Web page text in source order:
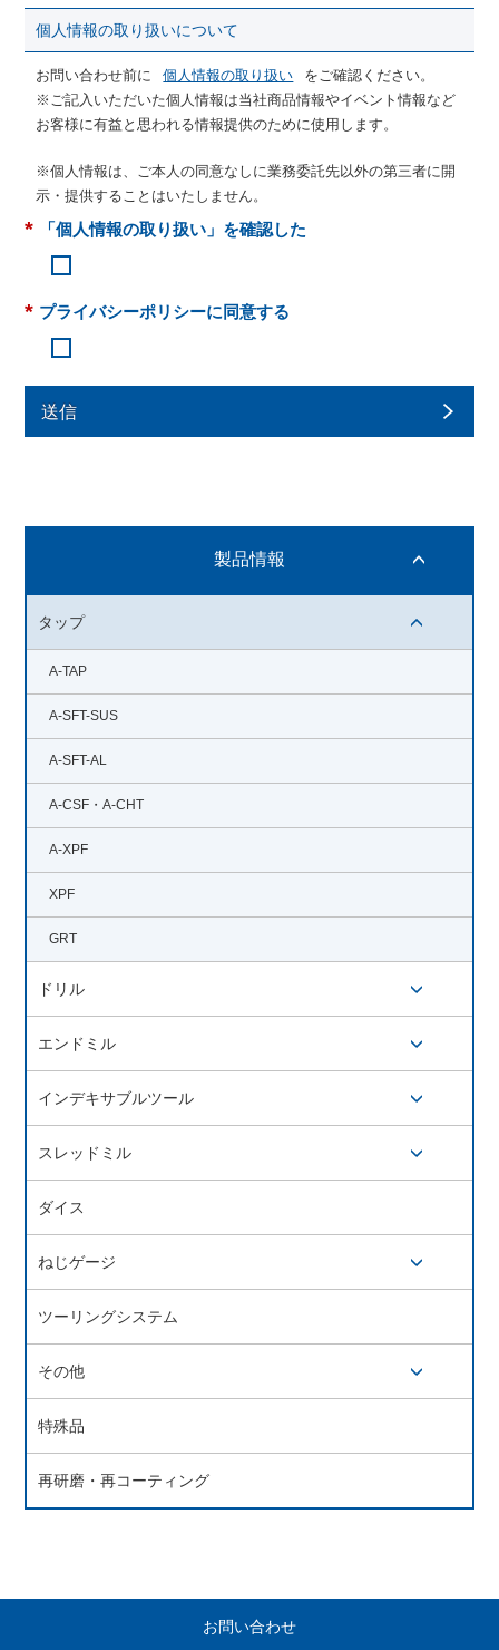
個人情報の取り扱いについて
お問い合わせ前に 個人情報の取り扱い
をご確認ください。
※ご記入いただいた個人情報は当社商品情報やイベント情報など
お客様に有益と思われる情報提供のために使用します。
※個人情報は、ご本人の同意なしに業務委託先以外の第三者に開
示・提供することはいたしません。
* 「個人情報の取り扱い」を確認した
* プライバシーポリシーに同意する
送信
製品情報
タップ
A-TAP
A-SFT-SUS
A-SFT-AL
A-CSF・A-CHT
A-XPF
XPF
GRT
ドリル
エンドミル
インデキサブルツール
スレッドミル
ダイス
ねじゲージ
ツーリングシステム
その他
特殊品
再研磨・再コーティング
お問い合わせ